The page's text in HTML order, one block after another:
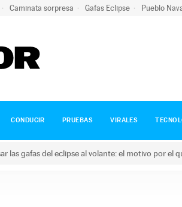
Caminata sorpresa Gafas Eclipse Pueblo
CONDUCIR PRUEBAS VIRALES
las gafas del eclipse al volante: el motivo por el